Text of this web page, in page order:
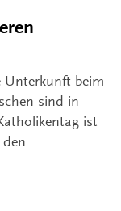
Unterkunft beim
sind in
ist